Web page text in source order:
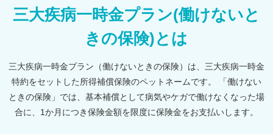
三大疾病一時金プラン(働けないと
きの保険)とは
三大疾病一時金プラン（働けないときの保険）は、三大疾病一時金
特約をセットした所得補償保険のペットネームです。 「働けない
ときの保険」では、基本補償として病気やケガで働けなくなった場
合に、1か月につき保険金額を限度に保険金をお支払いします。